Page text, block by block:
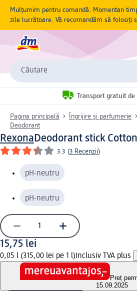
Mulțumim pentru comandă. Momentan
zile lucrătoare. Vă recomandăm să folosiți
Căutare
Transport gratuit de
Pagina principală Îngrijire și parfumerie
Deodorant
RexonaDeodorant stick
3.3 (3 Recenzii)
pH-neutru
pH-neutru
15,75 lei
0,05 l (315,00 lei pe 1 l) Inclusiv TVA plus
Preț
15.09.2025